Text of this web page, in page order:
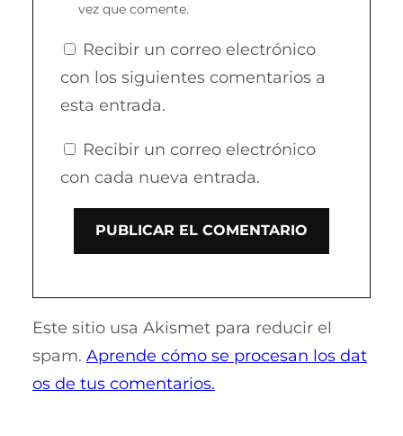
vez que comente.
Recibir un correo electrónico
con los siguientes comentarios a
esta entrada.
Recibir un correo electrónico
con cada nueva entrada.
Este sitio usa Akismet para reducir el
spam. Aprende cómo se procesan los dat
os de tus comentarios.